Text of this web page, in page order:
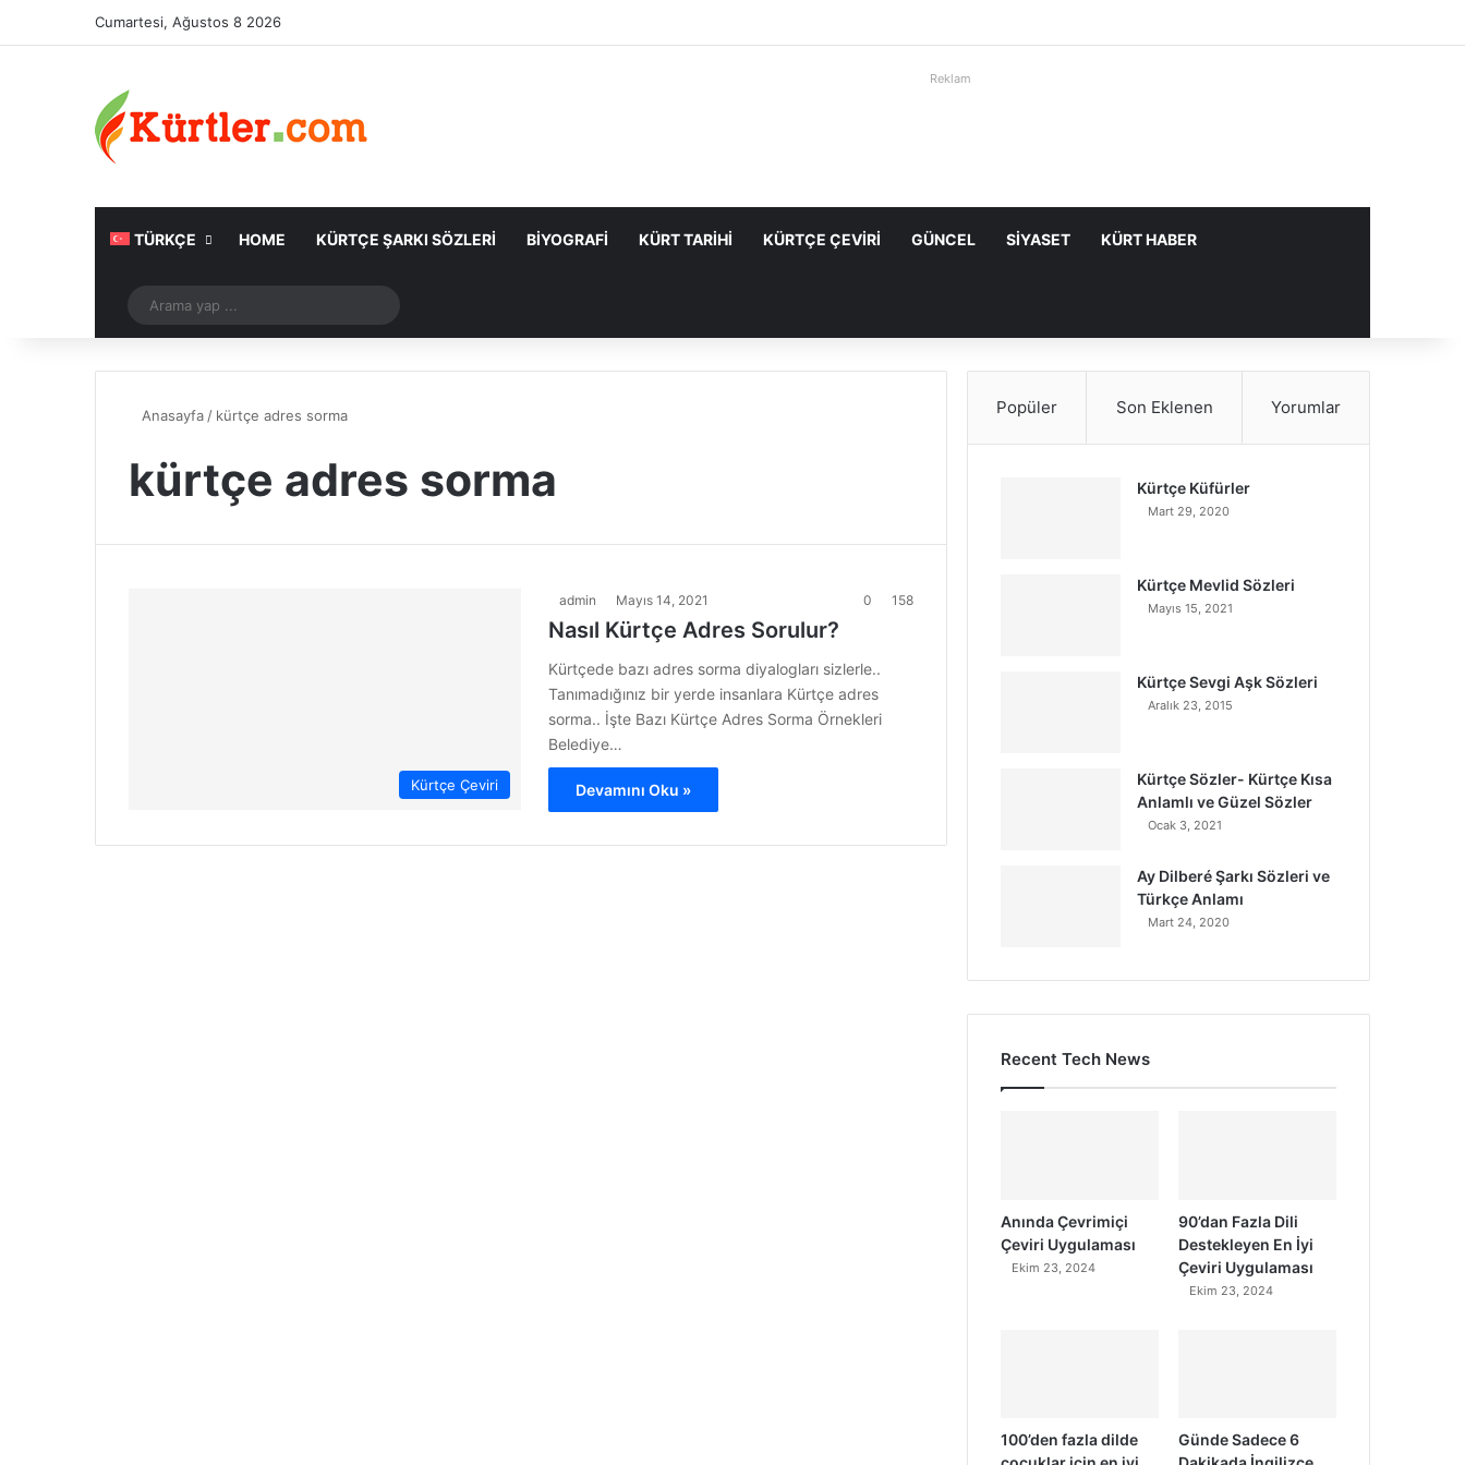
Cumartesi, Ağustos 8 2026
Reklam
TÜRKÇE HOME KÜRTÇE ŞARKI SÖZLERI BIYOGRAFI KÜRT TARIHI KÜRTÇE ÇEVIRI GÜNCEL SIYASET KÜRT HABER
Rastgele Makale
yap
Anasayfa / kürtçe adres sorma
kürtçe adres sorma
Kürtçe Çeviri
admin Mayıs 14, 2021 0 158
Nasıl Kürtçe Adres Sorulur?
Kürtçede bazı adres sorma diyalogları sizlerle..
Tanımadığınız bir yerde insanlara Kürtçe adres
sorma.. İşte Bazı Kürtçe Adres Sorma Örnekleri
Belediye…
Devamını Oku »
Popüler Son Eklenen Yorumlar
Kürtçe Küfürler
Mart 29, 2020
Kürtçe Mevlid Sözleri
Mayıs 15, 2021
Kürtçe Sevgi Aşk Sözleri
Aralık 23, 2015
Kürtçe Sözler- Kürtçe Kısa
Anlamlı ve Güzel Sözler
Ocak 3, 2021
Ay Dilberé Şarkı Sözleri ve
Türkçe Anlamı
Mart 24, 2020
Recent Tech News
Anında Çevrimiçi
Çeviri Uygulaması
Ekim 23, 2024
90’dan Fazla Dili
Destekleyen En İyi
Çeviri Uygulaması
Ekim 23, 2024
100’den fazla dilde
Günde Sadece 6